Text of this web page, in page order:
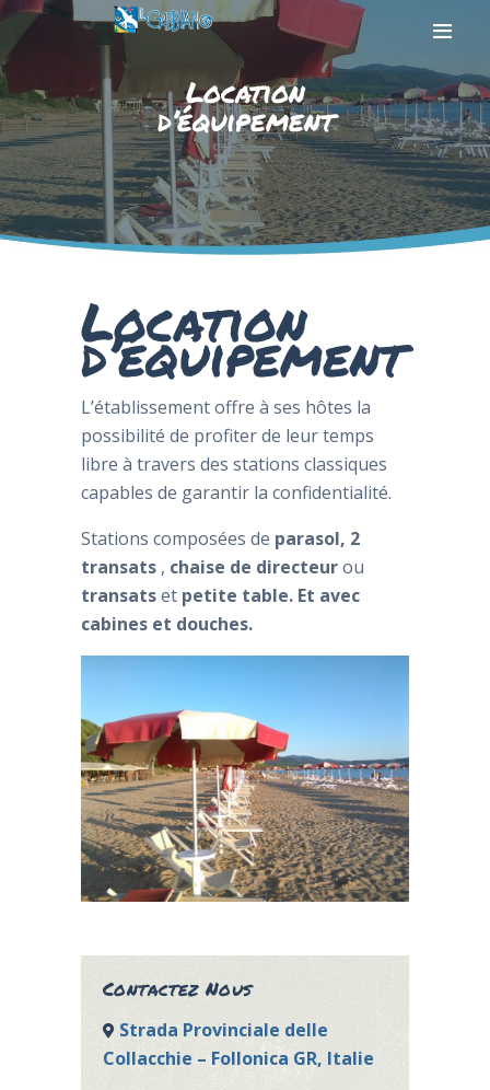
Location
d’équipement
HOME
LA PLAGE
LA MER
CONTACTEZ NOUS
Location
d’équipement
L’établissement offre à ses hôtes la
possibilité de profiter de leur temps
libre à travers des stations classiques
capables de garantir la confidentialité.
Stations composées de parasol, 2
transats , chaise de directeurou
transatset petite table. Et avec
cabines et douches.
Contactez Nous
Strada Provinciale delle
Collacchie – Follonica GR, Italie